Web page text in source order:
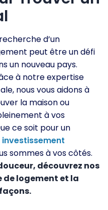
d’un
peut être un défi
un nouveau pays.
à notre expertise
nous vous aidons à
la maison ou
à vos
ce soit pour un
investissement
sommes à vos côtés.
découvrez nos
de logement et la